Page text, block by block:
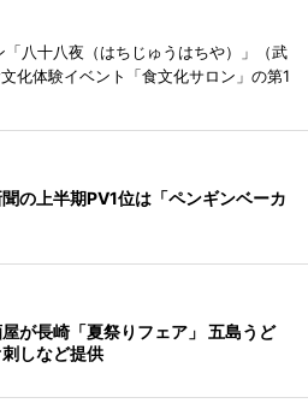
八十八夜（はちじゅうはちや）」（武
化体験イベント「食文化サロン」の第1
の上半期PV1位は「ペンギンベーカ
が長崎「夏祭りフェア」 五島うど
しなど提供